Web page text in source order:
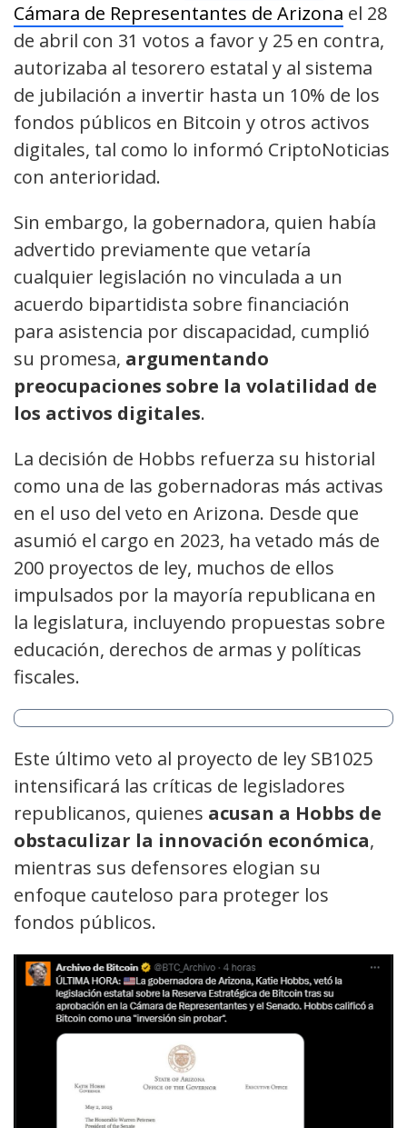
Cámara de Representantes de Arizona el 28
de abril con 31 votos a favor y 25 en contra,
autorizaba al tesorero estatal y al sistema
de jubilación a invertir hasta un 10% de los
fondos públicos en Bitcoin y otros activos
digitales, tal como lo informó CriptoNoticias
con anterioridad.
Sin embargo, la gobernadora, quien había
advertido previamente que vetaría
cualquier legislación no vinculada a un
acuerdo bipartidista sobre financiación
para asistencia por discapacidad, cumplió
su promesa, argumentando
preocupaciones sobre la volatilidad de
los activos digitales.
La decisión de Hobbs refuerza su historial
como una de las gobernadoras más activas
en el uso del veto en Arizona. Desde que
asumió el cargo en 2023, ha vetado más de
200 proyectos de ley, muchos de ellos
impulsados por la mayoría republicana en
la legislatura, incluyendo propuestas sobre
educación, derechos de armas y políticas
fiscales.
Este último veto al proyecto de ley SB1025
intensificará las críticas de legisladores
republicanos, quienes acusan a Hobbs de
obstaculizar la innovación económica,
mientras sus defensores elogian su
enfoque cauteloso para proteger los
fondos públicos.